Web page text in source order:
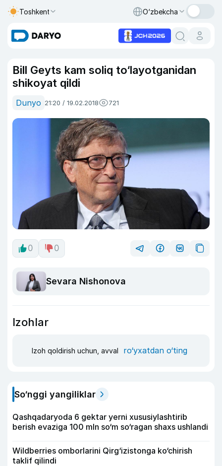
Toshkent O‘zbekcha
Bill Geyts kam soliq to‘layotganidan
shikoyat qildi
Dunyo 21:20 / 19.02.2018 721
0 0
Sevara Nishonova
Izohlar
Izoh qoldirish uchun, avval ro‘yxatdan o‘ting
So‘nggi yangiliklar
Qashqadaryoda 6 gektar yerni xususiylashtirib
berish evaziga 100 mln so‘m so‘ragan shaxs ushlandi
Wildberries omborlarini Qirg‘izistonga ko‘chirish
taklif qilindi